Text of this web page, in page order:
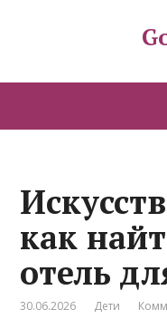
как
отель
30.06.2026 Дети